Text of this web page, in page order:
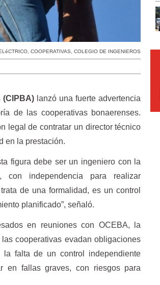
,COOPERATIVAS ,COLEGIO DE INGENIEROS
lanzó una fuerte advertencia
de las cooperativas bonaerenses.
legal de contratar un director técnico
en la prestación.
figura debe ser un ingeniero con la
con independencia para realizar
de una formalidad, es un control
planificado”, señaló.
en reuniones con OCEBA, la
cooperativas evadan obligaciones
la falta de un control independiente
en fallas graves, con riesgos para